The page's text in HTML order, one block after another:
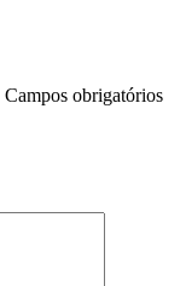
Campos obrigatórios